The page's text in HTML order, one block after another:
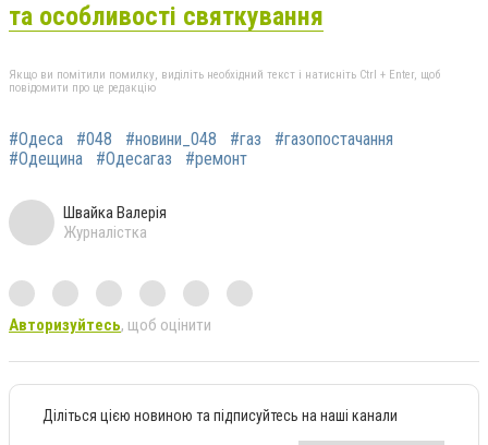
та особливості святкування
Якщо ви помітили помилку, виділіть необхідний текст і натисніть Ctrl + Enter, щоб
повідомити про це редакцію
#Одеса #048 #новини_048 #газ
#газопостачання
#Одещина
#Одесагаз #ремонт
Швайка Валерія
Журналістка
Авторизуйтесь, щоб оцінити
Діліться цією новиною та підписуйтесь на наші канали